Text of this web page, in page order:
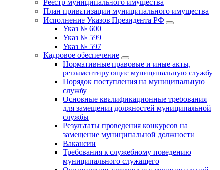
Реестр муниципального имущества
План приватизации муниципального имущества
Исполнение Указов Президента РФ
Указ № 600
Указ № 599
Указ № 597
Кадровое обеспечение
Нормативные правовые и иные акты,
регламентирующие муниципальную службу
Порядок поступления на муниципальную
службу
Основные квалификационные требования
для замещения должностей муниципальной
службы
Результаты проведения конкурсов на
замещение муниципальной должности
Вакансии
Требования к служебному поведению
муниципального служащего